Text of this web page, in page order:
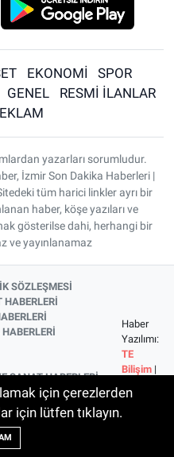
EKONOMİ
SPOR
GENEL
RESMİ İLANLAR
yazarları sorumludur.
İzmir Son Dakika Haberleri |
tüm harici linkler ayrı bir
haber, köşe yazıları ve
gösterilse dahi, herhangi bir
ve yayınlanamaz
SÖZLEŞMESİ
HABERLERİ
SANAT HABERLERİ
Haber
Yazılımı:
TE
Bilişim |
© 2026
için çerezlerden
için lütfen tıklayın.